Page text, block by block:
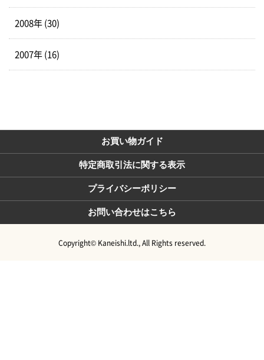
2008年 (30)
2007年 (16)
お買い物ガイド
特定商取引法に関する表示
プライバシーポリシー
お問い合わせはこちら
Copyright© Kaneishi.ltd., All Rights reserved.